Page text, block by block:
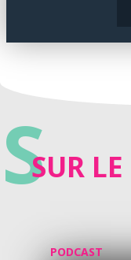
SSUR
PODCAST